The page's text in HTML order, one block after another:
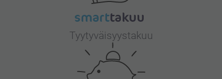
Tyytyväisyystakuu